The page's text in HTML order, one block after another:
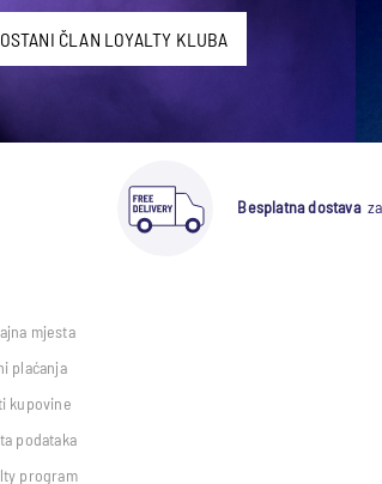
ČLAN LOYALTY KLUBA
Besplatna dostavaza
mjesta
plaćanja
kupovine
podataka
program